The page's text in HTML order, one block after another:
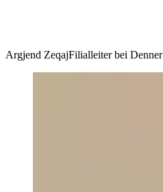
Argjend ZeqajFilialleiter bei Denner